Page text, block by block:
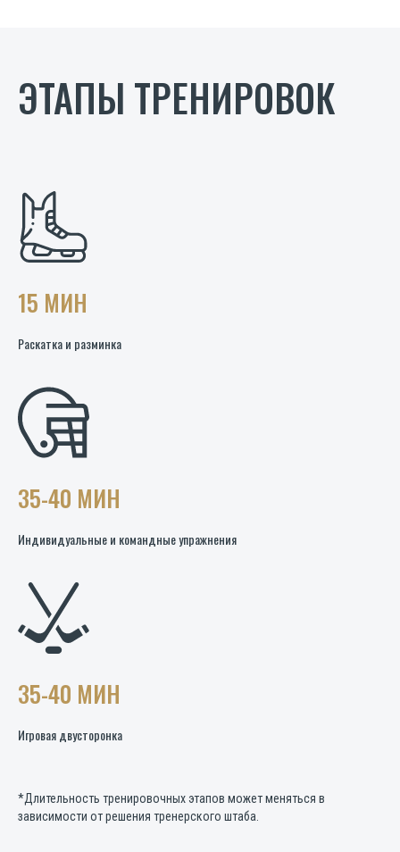
ЭТАПЫ ТРЕНИРОВОК
15 МИН
Раскатка и разминка
35-40 МИН
Индивидуальные и командные упражнения
35-40 МИН
Игровая двусторонка
*Длительность тренировочных этапов может меняться в
зависимости от решения тренерского штаба.